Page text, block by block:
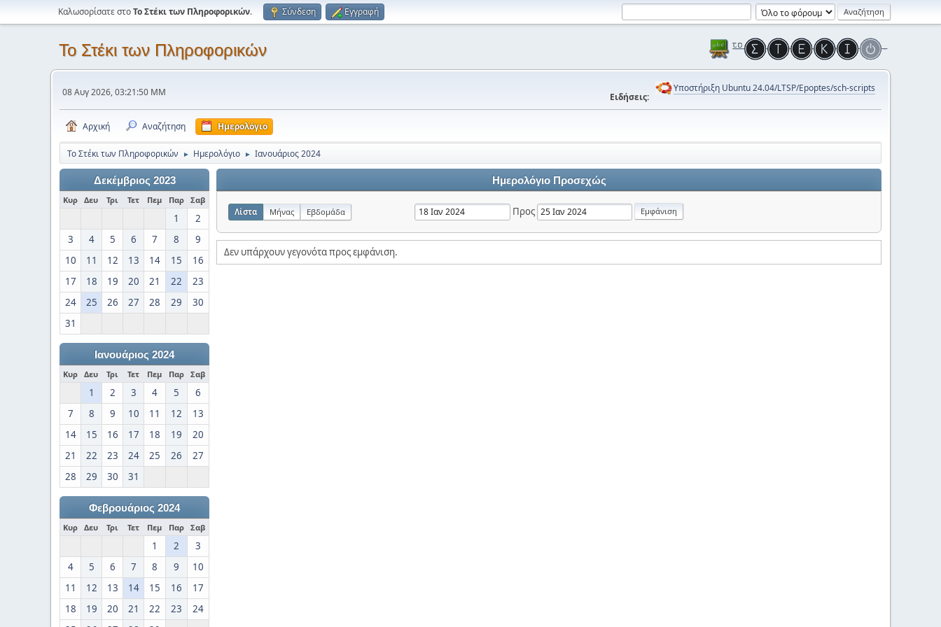
Καλωσορίσατε στοΤο Στέκι των Πληροφορικών. Σύνδεση Εγγραφή
Το Στέκι των Πληροφορικών
08 Αυγ 2026, 03:21:50 ΜΜ Ειδήσεις:
Υποστήριξη Ubuntu 24.04/LTSP/Epoptes/sch-scripts
Αρχική Αναζήτηση Ημερολόγιο
Το Στέκι των Πληροφορικών ► Ημερολόγιο ► Ιανουάριος 2024
Δεκέμβριος 2023
Κυρ Δευ Τρι Τετ Πεμ Παρ Σαβ
1
2
3
4 5 6 7 8
9
10
11 12 13 14 15
16
17
18 19 20 21 22
23
24
25 26 27 28 29
30
31
Ιανουάριος 2024
Κυρ Δευ Τρι Τετ Πεμ Παρ Σαβ
1 2 3 4 5
6
7
8 9 10 11 12
13
14
15 16 17 18 19
20
21
22 23 24 25 26
27
28
29 30 31
Φεβρουάριος 2024
Κυρ Δευ Τρι Τετ Πεμ Παρ Σαβ
1 2
3
4
5 6 7 8 9
10
11
12 13 14 15 16
17
18
19 20 21 22 23
24
Ημερολόγιο Προσεχώς
Λίστα Μήνας Εβδομάδα Προς
Δεν υπάρχουν γεγονότα προς εμφάνιση.